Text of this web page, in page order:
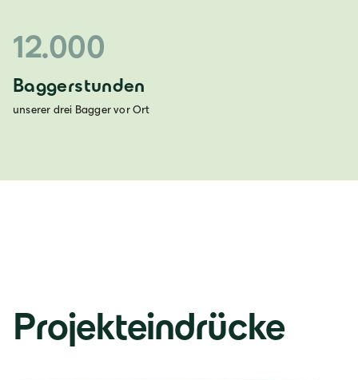
12.000
Baggerstunden
unserer drei Bagger vor Ort
Projekteindrücke